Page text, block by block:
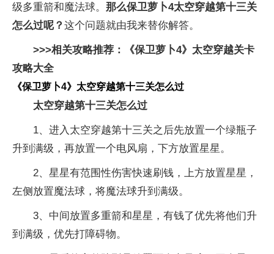
级多重箭和魔法球。 那么保卫萝卜4太空穿越第十三关
怎么过呢？ 这个问题就由我来替你解答。
>>>相关攻略推荐：
《保卫萝卜4》太空穿越关卡
攻略大全
《保卫萝卜4》太空穿越第十三关怎么过
太空穿越第十三关怎么过
1、进入太空穿越第十三关之后先放置一个绿瓶子
升到满级，再放置一个电风扇，下方放置星星。
2、星星有范围性伤害快速刷钱，上方放置星星，
左侧放置魔法球，将魔法球升到满级。
3、中间放置多重箭和星星，有钱了优先将他们升
到满级，优先打障碍物。